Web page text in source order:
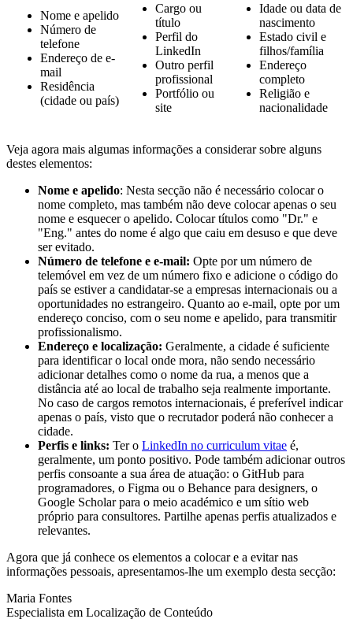
Nome e apelido
Número de
telefone
Endereço de e-
mail
Residência
(cidade ou país)
Cargo ou
título
Perfil do
LinkedIn
Outro perfil
profissional
Portfólio ou
site
Idade ou data de
nascimento
Estado civil e
filhos/família
Endereço
completo
Religião e
nacionalidade
Veja agora mais algumas informações a considerar sobre alguns
destes elementos:
Nome e apelido: Nesta secção não é necessário colocar o
nome completo, mas também não deve colocar apenas o seu
nome e esquecer o apelido. Colocar títulos como "Dr." e
"Eng." antes do nome é algo que caiu em desuso e que deve
ser evitado.
Número de telefone e e-mail: Opte por um número de
telemóvel em vez de um número fixo e adicione o código do
país se estiver a candidatar-se a empresas internacionais ou a
oportunidades no estrangeiro. Quanto ao e-mail, opte por um
endereço conciso, com o seu nome e apelido, para transmitir
profissionalismo.
Endereço e localização: Geralmente, a cidade é suficiente
para identificar o local onde mora, não sendo necessário
adicionar detalhes como o nome da rua, a menos que a
distância até ao local de trabalho seja realmente importante.
No caso de cargos remotos internacionais, é preferível indicar
apenas o país, visto que o recrutador poderá não conhecer a
cidade.
Perfis e links: Ter o LinkedIn no curriculum vitae é,
geralmente, um ponto positivo. Pode também adicionar outros
perfis consoante a sua área de atuação: o GitHub para
programadores, o Figma ou o Behance para designers, o
Google Scholar para o meio académico e um sítio web
próprio para consultores. Partilhe apenas perfis atualizados e
relevantes.
Agora que já conhece os elementos a colocar e a evitar nas
informações pessoais, apresentamos-lhe um exemplo desta secção:
Maria Fontes
Especialista em Localização de Conteúdo